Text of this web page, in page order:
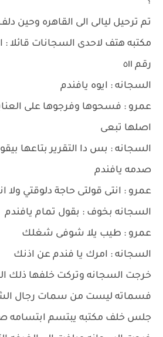
تم ترحيل ليالى الى القاهره وحين
مكتبه هتف لاحدى السجانات قائلا :
رقم ٥١١
السجانه : ايوه يافندم
عمرو : فسحوها وفرجوها على
اصلها تبعى
السجانه : بس دا التقرير بتاعها
صدمه يافندم
عمرو : انتى قولتى حاجة دلوقتي
السجانه بخوف : بقول تمام يافندم
عمرو : طيب يلا شوفى شغلك
السجانه : امرك يا فندم عن اذنك
خرجت السجانه وتركت خلفها ذلك
فسماته ليست من سمات رجال
جلس خلف مكتبه يبتسم ابتسامه